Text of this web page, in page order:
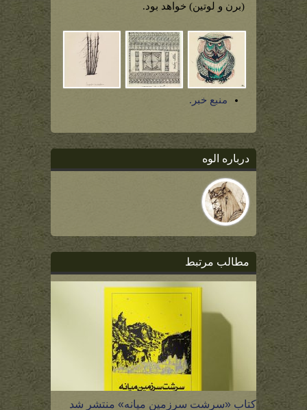
(برن و لوتین) خواهد بود.
منبع خبر.
درباره الوه
مطالب مرتبط
کتاب «سرشت سرزمین میانه» منتشر شد